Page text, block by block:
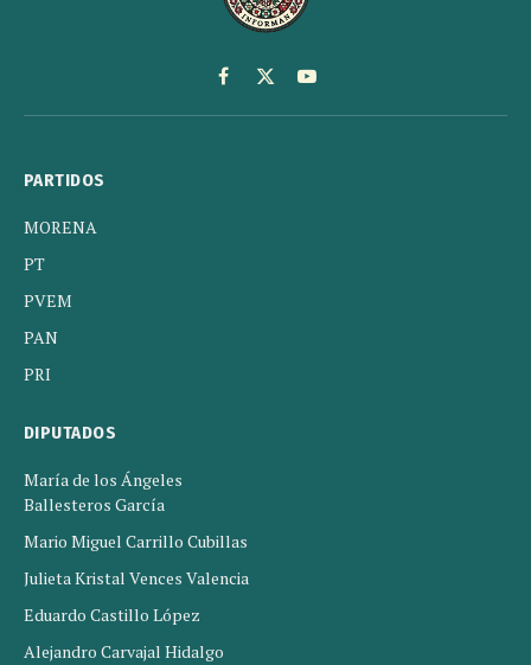
Facebook
X
(Twitter)
YouTube
PARTIDOS
MORENA
PT
PVEM
PAN
PRI
DIPUTADOS
María de los Ángeles
Ballesteros García
Mario Miguel Carrillo Cubillas
Julieta Kristal Vences Valencia
Eduardo Castillo López
Alejandro Carvajal Hidalgo